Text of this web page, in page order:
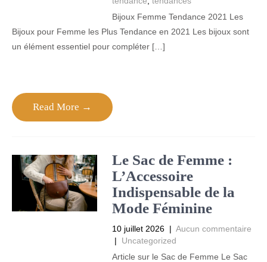
Bijoux Femme Tendance 2021 Les
Bijoux pour Femme les Plus Tendance en 2021 Les bijoux sont
un élément essentiel pour compléter […]
Read More →
Le Sac de Femme :
L’Accessoire
Indispensable de la
Mode Féminine
10 juillet 2026 | Aucun commentaire
| Uncategorized
Article sur le Sac de Femme Le Sac